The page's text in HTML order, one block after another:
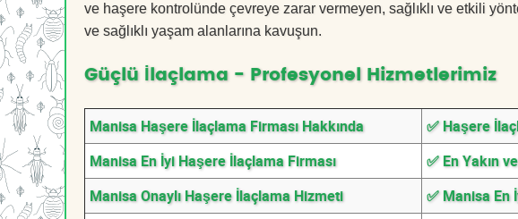
ve haşere kontrolünde çevreye zarar vermeyen, sağlıklı ve etkili
ve sağlıklı yaşam alanlarına kavuşun.
Güçlü İlaçlama - Profesyonel Hizmetlerimiz
Manisa Haşere İlaçlama Firması Hakkında
✅ Haşere
Manisa En İyi Haşere İlaçlama Firması
✅ En Yakın
Manisa Onaylı Haşere İlaçlama Hizmeti
✅ Manisa En